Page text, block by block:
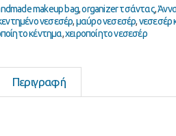
makeup bag,organizer τσάντας,
νεσεσέρ,μαύρο νεσεσέρ,νεσεσέρ
κέντημα,χειροποίητο νεσεσέρ
Περιγραφή